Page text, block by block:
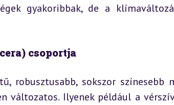
gyakoribbak, de a
csoportja
robusztusabb, sokszor színesebb
változatos. Ilyenek például a